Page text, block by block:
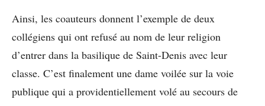
Ainsi, les coauteurs donnent l’exemple de deux
collégiens qui ont refusé au nom de leur religion
d’entrer dans la basilique de Saint-Denis avec leur
classe. C’est finalement une dame voilée sur la voie
publique qui a providentiellement volé au secours de